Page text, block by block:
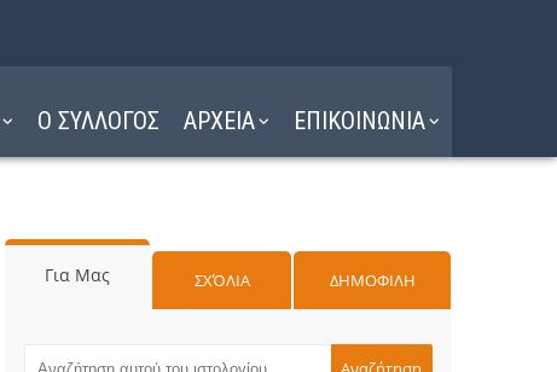
Ο ΣΥΛΛΟΓΟΣ ΑΡΧΕΙΑ ΕΠΙΚΟΙΝΩΝΙΑ
Για Μας ΣΧΌΛΙΑ ΔΗΜΟΦΙΛΗ